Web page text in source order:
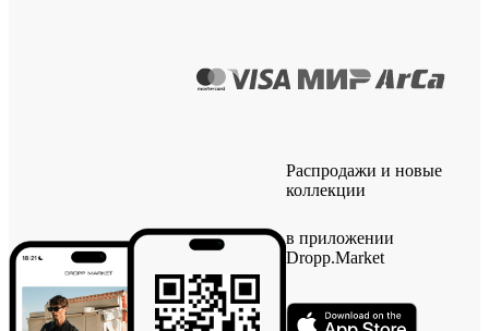
Распродажи и новые
коллекции
в приложении
Dropp.Market